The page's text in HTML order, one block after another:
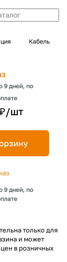
Кабель
9 дней, по
шт
9 дней, по
только для
и может
цен в розничных